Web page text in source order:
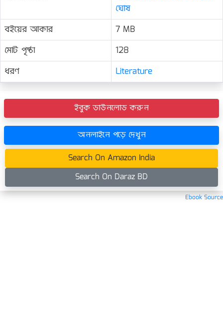
ঘোষ
বইয়ের আকার
7 MB
মোট পৃষ্ঠা
128
ধরণ
Literature
ইবুক ডাউনলোড করুন
অনলাইনে পড়ে দেখুন
Search On Amazon India
Search On Daraz BD
Ebook Source